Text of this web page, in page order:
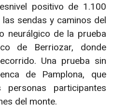
positivo de 1.100
sendas y caminos del
neurálgico de la prueba
de Berriozar, donde
Una prueba sin
de Pamplona, que
participantes
del monte.